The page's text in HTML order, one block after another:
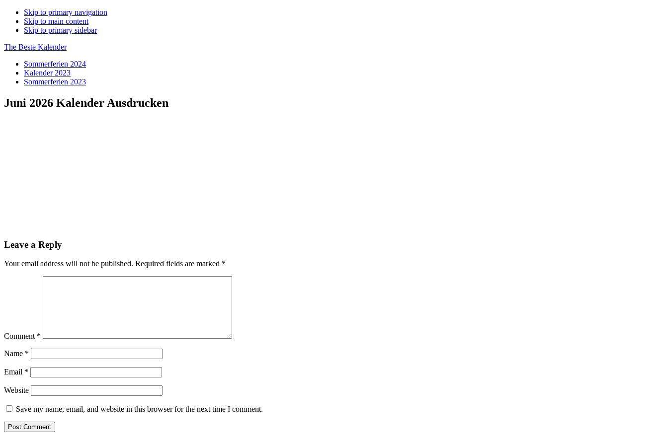
Skip to primary navigation
Skip to main content
Skip to primary sidebar
The Beste Kalender
Sommerferien 2024
Kalender 2023
Sommerferien 2023
Juni 2026 Kalender Ausdrucken
Reader
Leave a Reply
Your email address will not be published. Required fields are marked *
Comment *
Name *
Email *
Website
Save my name, email, and website in this browser for the next time I comment.